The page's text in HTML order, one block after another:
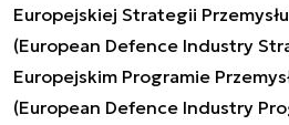
Europejskiej Strategii
(European Defence Industry
Europejskim Programie
(European Defence Industry